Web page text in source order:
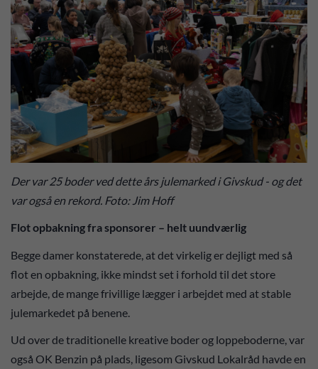
Der var 25 boder ved dette års julemarked i Givskud - og det
var også en rekord. Foto: Jim Hoff
Flot opbakning fra sponsorer – helt uundværlig
Begge damer konstaterede, at det virkelig er dejligt med så
flot en opbakning, ikke mindst set i forhold til det store
arbejde, de mange frivillige lægger i arbejdet med at stable
julemarkedet på benene.
Ud over de traditionelle kreative boder og loppeboderne, var
også OK Benzin på plads, ligesom Givskud Lokalråd havde en